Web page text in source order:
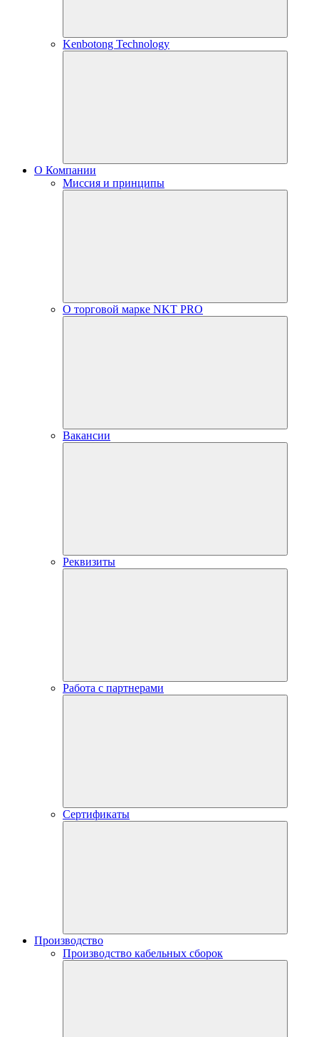
Kenbotong Technology
О Компании
Миссия и принципы
О торговой марке NKT PRO
Вакансии
Реквизиты
Работа с партнерами
Сертификаты
Производство
Производство кабельных сборок